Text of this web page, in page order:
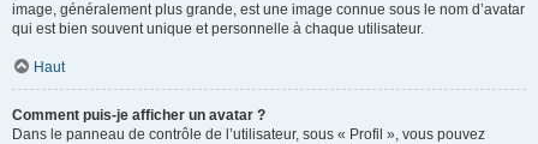
image, généralement plus grande, est une image connue sous le nom d’avatar
qui est bien souvent unique et personnelle à chaque utilisateur.
Haut
Comment puis-je afficher un avatar ?
Dans le panneau de contrôle de l’utilisateur, sous « Profil », vous pouvez